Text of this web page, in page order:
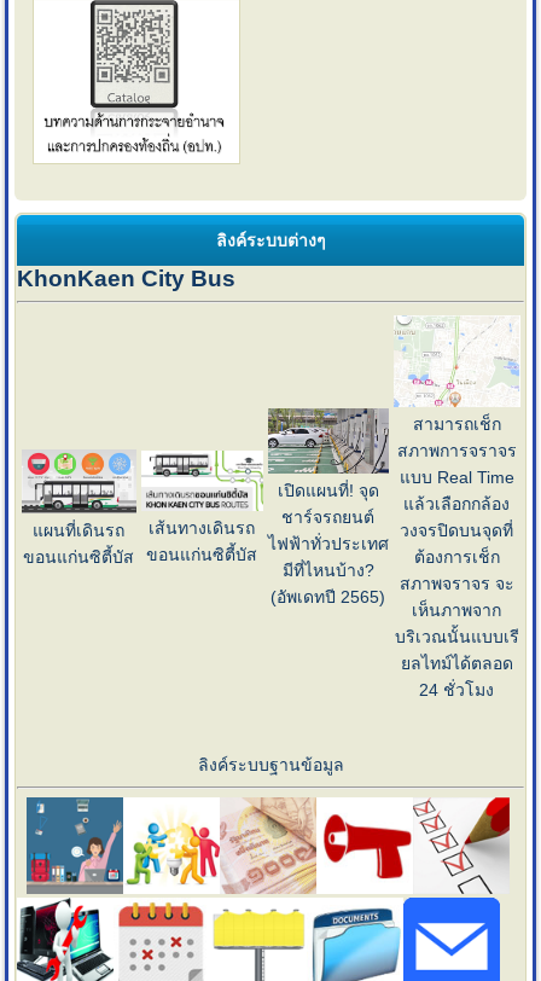
ลิงค์ระบบต่างๆ
KhonKaen City Bus
แผนที่เดินรถ
ขอนแก่นซิตี้บัส
เส้นทางเดินรถ
ขอนแก่นซิตี้บัส
เปิดแผนที่! จุด
ชาร์จรถยนต์
ไฟฟ้าทั่วประเทศ
มีที่ไหนบ้าง?
(อัพเดทปี 2565)
สามารถเช็ก
สภาพการจราจร
แบบ Real Time
แล้วเลือกกล้อง
วงจรปิดบนจุดที่
ต้องการเช็ก
สภาพจราจร จะ
เห็นภาพจาก
บริเวณนั้นแบบเรี
ยลไทม์ได้ตลอด
24 ชั่วโมง
ลิงค์ระบบฐานข้อมูล